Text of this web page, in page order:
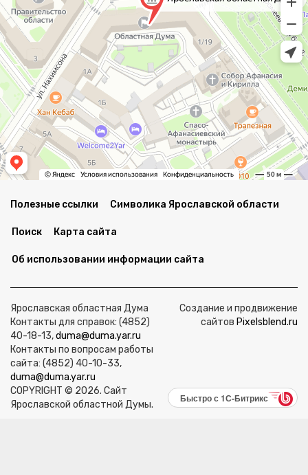
Полезные ссылки Символика Ярославской области
Поиск Карта сайта
Об использовании информации сайта
Ярославская областная Дума
Контакты для справок: (4852)
40-18-13,duma@duma.yar.ru
Контакты по вопросам работы
сайта: (4852) 40-10-33,
duma@duma.yar.ru
COPYRIGHT © 2026. Сайт
Ярославской областной Думы.
Создание и продвижение
сайтов Pixelsblend.ru
Быстро с 1С-Битрикс